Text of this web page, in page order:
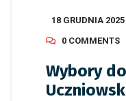
18 GRUDNIA 2025
0 COMMENTS
Wybory